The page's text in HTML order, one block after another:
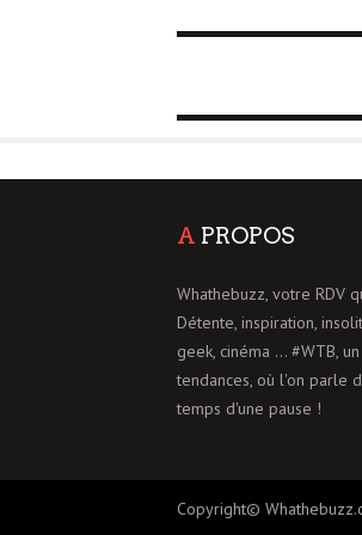
A PROPOS
Whathebuzz, votre RDV
Détente, inspiration,
geek, cinéma ... #WTB,
tendances, où l'on parle
temps d'une pause !
Copyright©